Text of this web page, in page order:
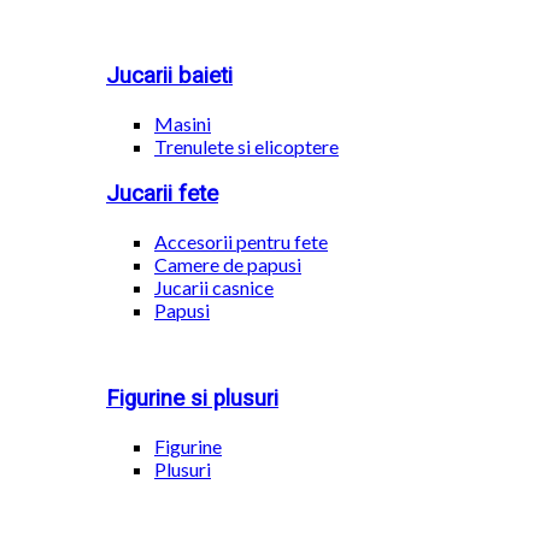
Jucarii baieti
Masini
Trenulete si elicoptere
Jucarii fete
Accesorii pentru fete
Camere de papusi
Jucarii casnice
Papusi
Figurine si plusuri
Figurine
Plusuri